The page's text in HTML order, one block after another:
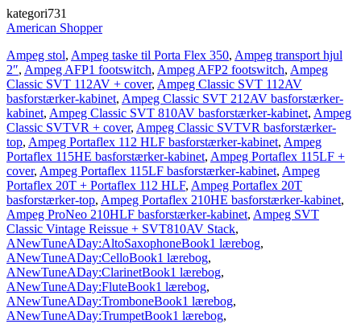
kategori731
American Shopper
Ampeg stol, Ampeg taske til Porta Flex 350, Ampeg transport hjul
2″, Ampeg AFP1 footswitch, Ampeg AFP2 footswitch, Ampeg
Classic SVT 112AV + cover, Ampeg Classic SVT 112AV
basforstærker-kabinet, Ampeg Classic SVT 212AV basforstærker-
kabinet, Ampeg Classic SVT 810AV basforstærker-kabinet, Ampeg
Classic SVTVR + cover, Ampeg Classic SVTVR basforstærker-
top, Ampeg Portaflex 112 HLF basforstærker-kabinet, Ampeg
Portaflex 115HE basforstærker-kabinet, Ampeg Portaflex 115LF +
cover, Ampeg Portaflex 115LF basforstærker-kabinet, Ampeg
Portaflex 20T + Portaflex 112 HLF, Ampeg Portaflex 20T
basforstærker-top, Ampeg Portaflex 210HE basforstærker-kabinet,
Ampeg ProNeo 210HLF basforstærker-kabinet, Ampeg SVT
Classic Vintage Reissue + SVT810AV Stack,
ANewTuneADay:AltoSaxophoneBook1 lærebog,
ANewTuneADay:CelloBook1 lærebog,
ANewTuneADay:ClarinetBook1 lærebog,
ANewTuneADay:FluteBook1 lærebog,
ANewTuneADay:TromboneBook1 lærebog,
ANewTuneADay:TrumpetBook1 lærebog,